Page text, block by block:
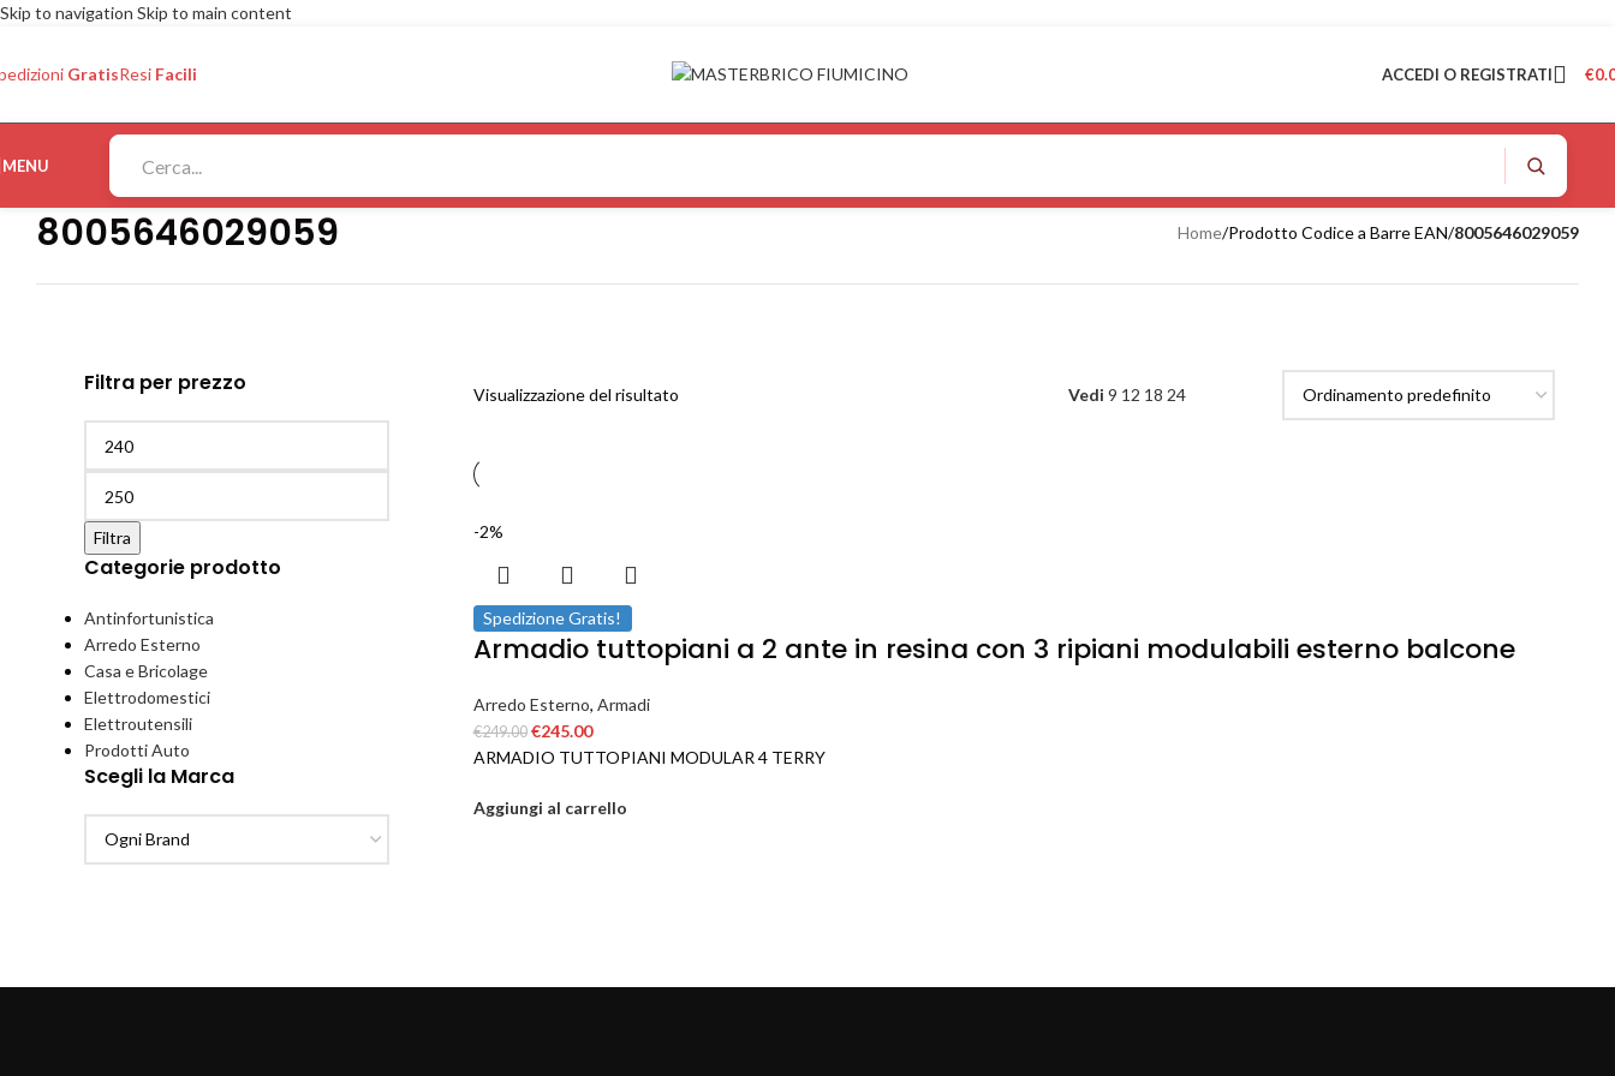
Skip to navigation Skip to main content
GratisResi Facili ACCEDI O REGISTRATI €
MENU
8005646029059 Home/Prodotto Codice a Barre EAN/8005646029059
Filtra per prezzo
Filtra
Categorie prodotto
Antinfortunistica
Arredo Esterno
Casa e Bricolage
Elettrodomestici
Elettroutensili
Prodotti Auto
Scegli la Marca
Visualizzazione del risultato Vedi 9 12 18 24
-2%
Spedizione Gratis!
Armadio tuttopiani a 2 ante in resina con 3 ripiani modulabili esterno balcone
Arredo Esterno, Armadi
€249.00 €245.00
ARMADIO TUTTOPIANI MODULAR 4 TERRY
Aggiungi al carrello